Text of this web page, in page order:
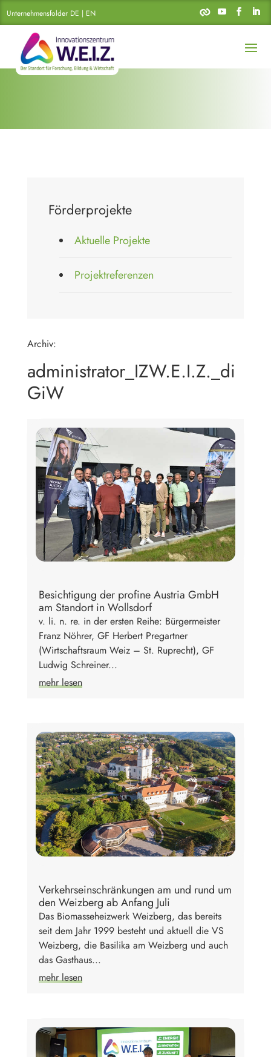
Unternehmensfolder DE | EN
Förderprojekte
Aktuelle Projekte
Projektreferenzen
Archiv:
administrator_IZW.E.I.Z._di
GiW
Besichtigung der profine Austria GmbH
am Standort in Wollsdorf
v. li. n. re. in der ersten Reihe: Bürgermeister
Franz Nöhrer, GF Herbert Pregartner
(Wirtschaftsraum Weiz – St. Ruprecht), GF
Ludwig Schreiner...
mehr lesen
Verkehrseinschränkungen am und rund um
den Weizberg ab Anfang Juli
Das Biomasseheizwerk Weizberg, das bereits
seit dem Jahr 1999 besteht und aktuell die VS
Weizberg, die Basilika am Weizberg und auch
das Gasthaus...
mehr lesen